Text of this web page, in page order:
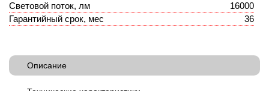
Световой поток, лм
16000
Гарантийный срок, мес
36
Описание